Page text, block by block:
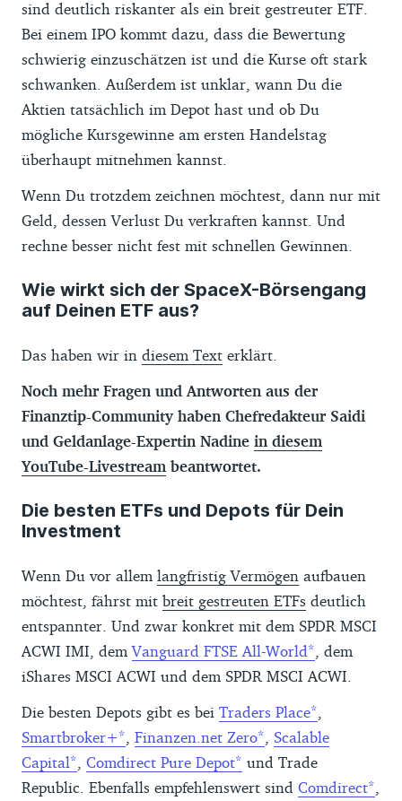
sind deutlich riskanter als ein breit gestreuter ETF.
Bei einem IPO kommt dazu, dass die Bewertung
schwierig einzuschätzen ist und die Kurse oft stark
schwanken. Außerdem ist unklar, wann Du die
Aktien tatsächlich im Depot hast und ob Du
mögliche Kursgewinne am ersten Handelstag
überhaupt mitnehmen kannst.
Wenn Du trotzdem zeichnen möchtest, dann nur mit
Geld, dessen Verlust Du verkraften kannst. Und
rechne besser nicht fest mit schnellen Gewinnen.
Wie wirkt sich der SpaceX-Börsengang
auf Deinen ETF aus?
Das haben wir in diesem Text erklärt.
Noch mehr Fragen und Antworten aus der
Finanztip-Community haben Chefredakteur Saidi
und Geldanlage-Expertin Nadine in diesem
YouTube-Livestream beantwortet.
Die besten ETFs und Depots für Dein
Investment
Wenn Du vor allem langfristig Vermögen aufbauen
möchtest, fährst mit breit gestreuten ETFs deutlich
entspannter. Und zwar konkret mit dem SPDR MSCI
ACWI IMI, demVanguard FTSE All-World
, dem
iShares MSCI ACWI und dem SPDR MSCI ACWI.
Die besten Depots gibt es bei Traders Place
Smartbroker+
Finanzen.net Zero
Scalable
Capital
Comdirect Pure Depot
und Trade
Republic. Ebenfalls empfehlenswert sind Comdirect